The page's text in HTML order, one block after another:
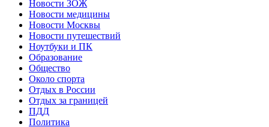
Новости ЗОЖ
Новости медицины
Новости Москвы
Новости путешествий
Ноутбуки и ПК
Образование
Общество
Около спорта
Отдых в России
Отдых за границей
ПДД
Политика